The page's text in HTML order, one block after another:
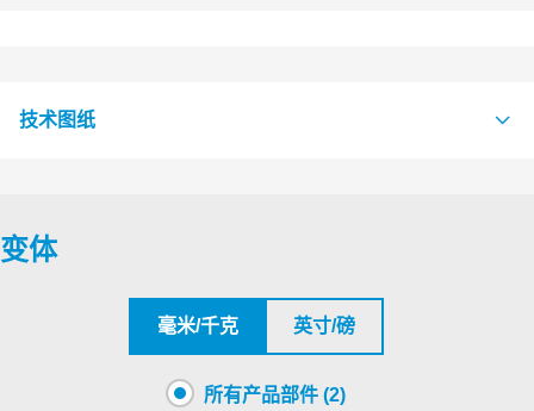
技术图纸
S1527138 CASTING MOULD SIZE 8
变体
毫米/千克 英寸/磅
所有产品部件 (2)